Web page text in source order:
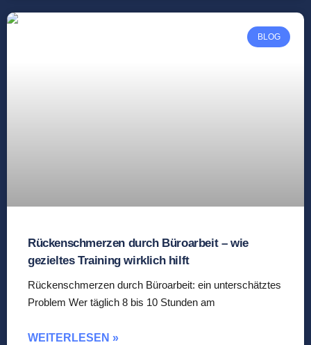
BLOG
Rückenschmerzen durch Büroarbeit – wie
gezieltes Training wirklich hilft
Rückenschmerzen durch Büroarbeit: ein unterschätztes
Problem Wer täglich 8 bis 10 Stunden am
WEITERLESEN »